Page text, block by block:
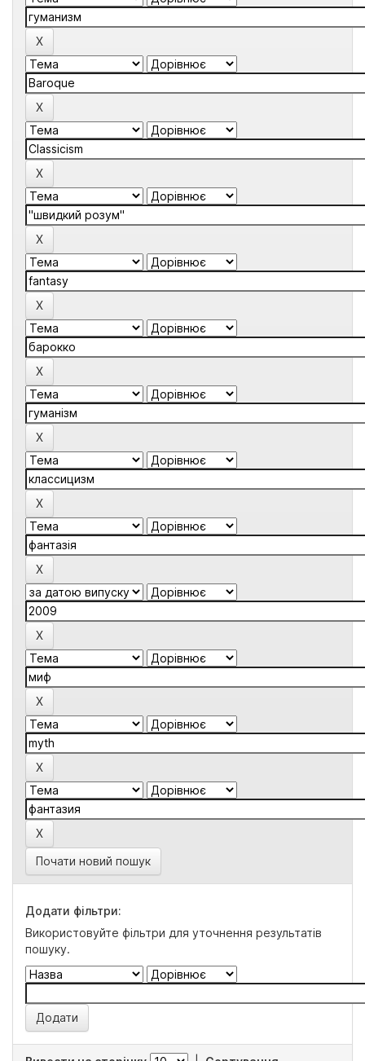
Почати новий пошук
Додати фільтри:
Використовуйте фільтри для уточнення результатів
пошуку.